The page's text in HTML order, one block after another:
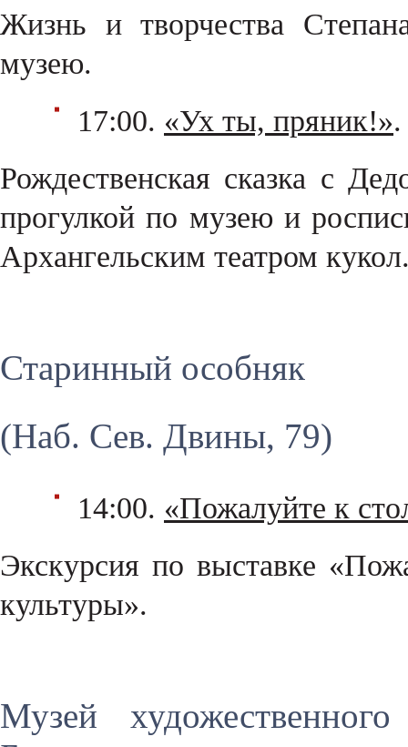
Жизнь и творчества
музею.
17:00. «Ух ты, пряник!»
Рождественская сказка с
прогулкой по музею и
Архангельским театром
Старинный особняк
(Наб. Сев. Двины, 79)
14:00. «Пожалуйте к
Экскурсия по выставке
культуры».
Музей